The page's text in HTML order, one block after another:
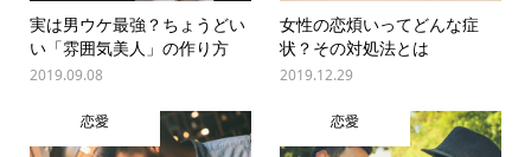
実は男ウケ最強？ちょうどい
い「雰囲気美人」の作り方
2019.09.08
女性の恋煩いってどんな症
状？その対処法とは
2019.12.29
恋愛 恋愛